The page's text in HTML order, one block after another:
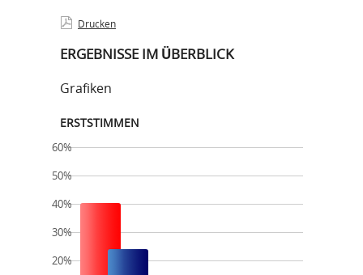
Drucken
ERGEBNISSE IM ÜBERBLICK
Grafiken
ERSTSTIMMEN
60%
50%
40%
30%
20%